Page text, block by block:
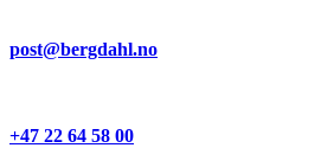
post@bergdahl.no
+47 22 64 58 00